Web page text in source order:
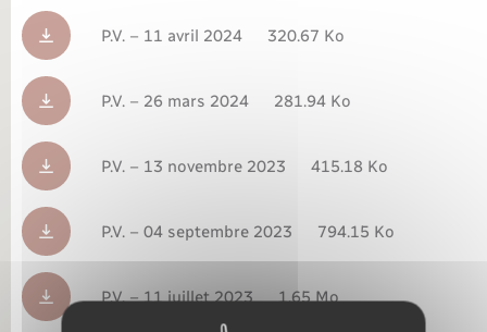
Sécurité - Prévention
Seniors
Transports
Voirie et espace public
P.V. – 11 avril 2024 320.67 Ko
P.V. – 26 mars 2024 281.94 Ko
P.V. – 13 novembre 2023 415.18 Ko
P.V. – 04 septembre 2023 794.15 Ko
P.V. – 11 juillet 2023 1.65 Mo